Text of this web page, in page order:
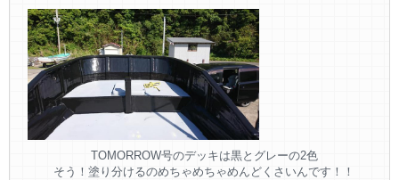
TOMORROW号のデッキは黒とグレーの2色
そう！塗り分けるのめちゃめちゃめんどくさいんです！！